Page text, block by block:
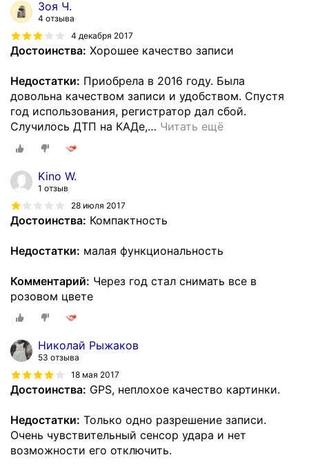
Зоя Ч.
4 отзыва
4 декабря 2017
Достоинства: Хорошее качество записи
Недостатки: Приобрела в 2016 году. Была
довольна качеством записи и удобством. Спустя
год использования, регистратор дал сбой.
Случилось ДТП на КАДе,… Читать ещё
Kino W.
1 отзыв
28 июля 2017
Достоинства: Компактность
Недостатки: малая функциональность
Комментарий: Через год стал снимать все в
розовом цвете
Николай Рыжаков
53 отзыва
18 мая 2017
Достоинства: GPS, неплохое качество картинки.
Недостатки: Только одно разрешение записи.
Очень чувствительный сенсор удара и нет
возможности его отключить.